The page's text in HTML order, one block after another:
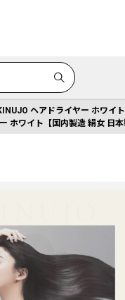
ヘアドライヤー ホワイ
ホワイト【国内製造 絹女 日